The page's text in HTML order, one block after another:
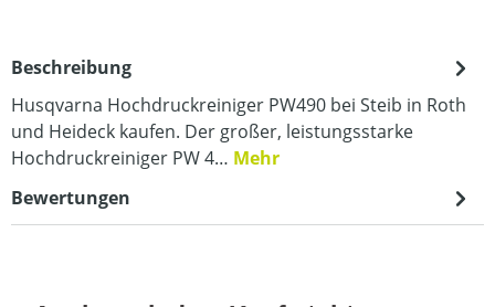
Beschreibung
Husqvarna Hochdruckreiniger PW490 bei Steib in Roth
und Heideck kaufen. Der großer, leistungsstarke
Hochdruckreiniger PW 4… Mehr
Bewertungen